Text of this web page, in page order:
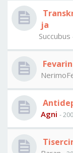
ja
Succubus
Agni -